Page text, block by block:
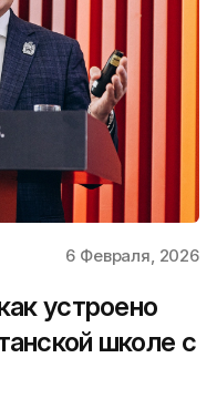
6 Февраля, 2026
устроено
школе с